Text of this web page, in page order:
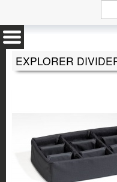
EXPLORER